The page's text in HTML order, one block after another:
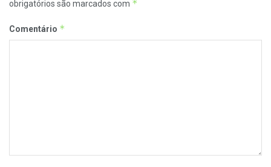
obrigatórios são marcados com *
Comentário *